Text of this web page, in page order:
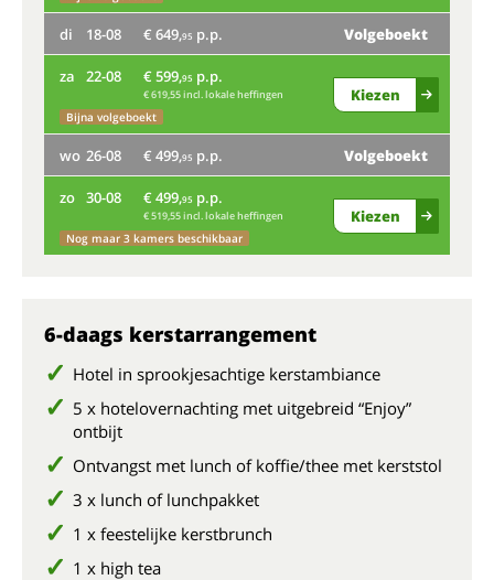
di 18-08 € 649,95 p.p. Volgeboekt
za 22-08 € 599,95 p.p.
€ 619,55 incl. lokale heffingen
Bijna volgeboekt
Kiezen
wo 26-08 € 499,95 p.p. Volgeboekt
zo 30-08 € 499,95 p.p.
€ 519,55 incl. lokale heffingen
Nog maar 3 kamers beschikbaar
Kiezen
6-daags kerstarrangement
Hotel in sprookjesachtige kerstambiance
5 x hotelovernachting met uitgebreid “Enjoy”
ontbijt
Ontvangst met lunch of koffie/thee met kerststol
3 x lunch of lunchpakket
1 x feestelijke kerstbrunch
1 x high tea